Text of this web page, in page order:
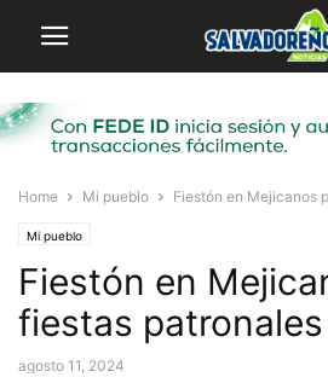
Home Mi pueblo Fiestón en Mejicanos
Mi pueblo
Fiestón en
fiestas patronales
agosto 11, 2024